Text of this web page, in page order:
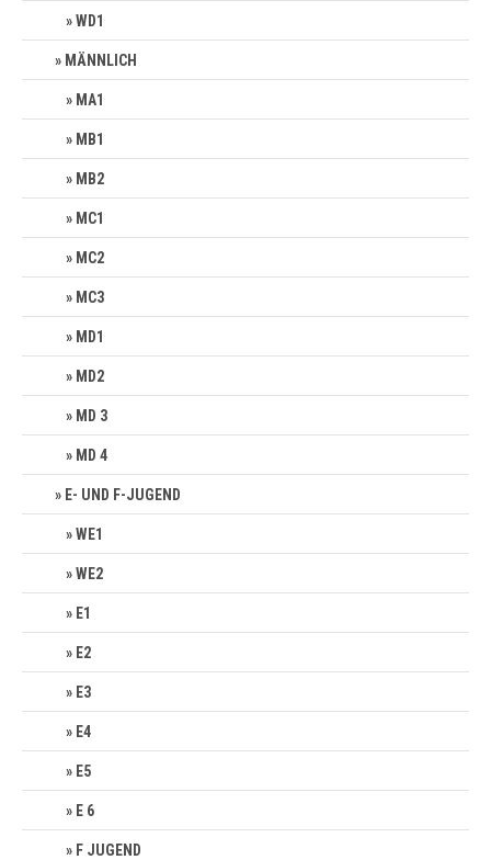
WD1
MÄNNLICH
MA1
MB1
MB2
MC1
MC2
MC3
MD1
MD2
MD 3
MD 4
E- UND F-JUGEND
WE1
WE2
E1
E2
E3
E4
E5
E 6
F JUGEND